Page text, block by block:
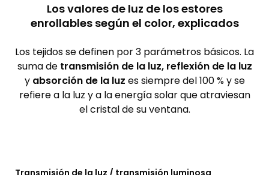
Los valores de luz de los estores
enrollables según el color, explicados
Los tejidos se definen por 3 parámetros básicos. La
suma de transmisión de la luz, reflexión de la luz
y absorción de la luz es siempre del 100 % y se
refiere a la luz y a la energía solar que atraviesan
el cristal de su ventana.
Transmisión de la luz / transmisión luminosa